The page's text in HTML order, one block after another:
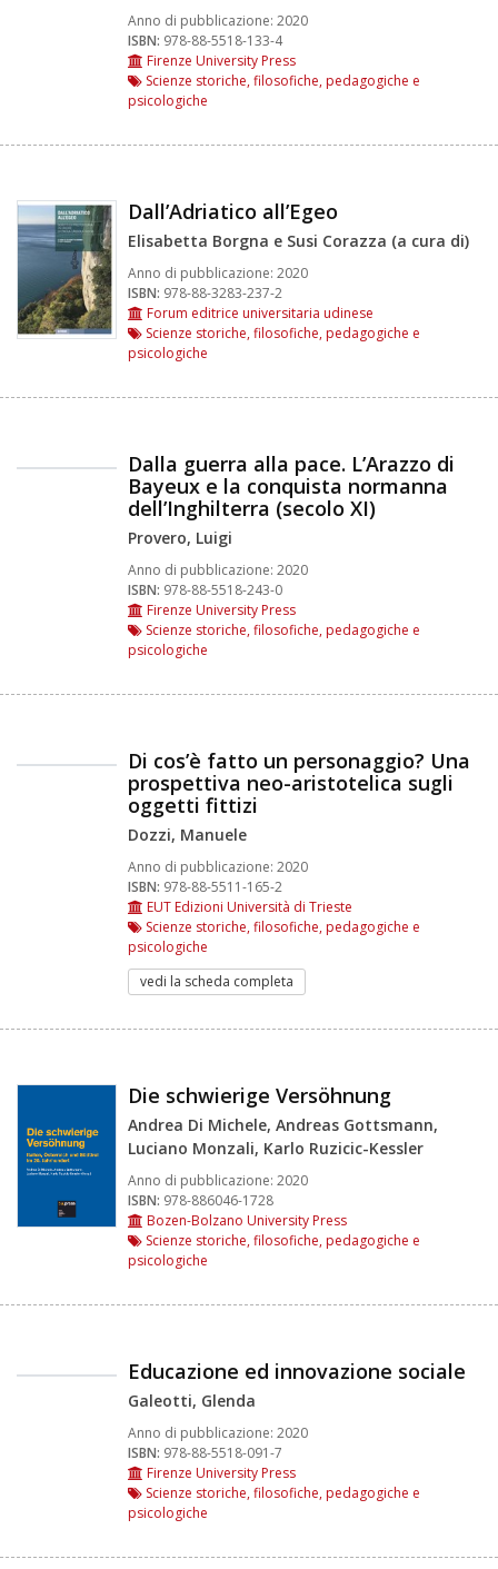
Anno di pubblicazione: 2020
ISBN: 978-88-5518-133-4
Firenze University Press
Scienze storiche, filosofiche, pedagogiche e
psicologiche
Dall’Adriatico all’Egeo
Elisabetta Borgna e Susi Corazza (a cura di)
Anno di pubblicazione: 2020
ISBN: 978-88-3283-237-2
Forum editrice universitaria udinese
Scienze storiche, filosofiche, pedagogiche e
psicologiche
Dalla guerra alla pace. L’Arazzo di
Bayeux e la conquista normanna
dell’Inghilterra (secolo XI)
Provero, Luigi
Anno di pubblicazione: 2020
ISBN: 978-88-5518-243-0
Firenze University Press
Scienze storiche, filosofiche, pedagogiche e
psicologiche
Di cos’è fatto un personaggio? Una
prospettiva neo-aristotelica sugli
oggetti fittizi
Dozzi, Manuele
Anno di pubblicazione: 2020
ISBN: 978-88-5511-165-2
EUT Edizioni Università di Trieste
Scienze storiche, filosofiche, pedagogiche e
psicologiche
vedi la scheda completa
Die schwierige Versöhnung
Andrea Di Michele, Andreas Gottsmann,
Luciano Monzali, Karlo Ruzicic-Kessler
Anno di pubblicazione: 2020
ISBN: 978-886046-1728
Bozen-Bolzano University Press
Scienze storiche, filosofiche, pedagogiche e
psicologiche
Educazione ed innovazione sociale
Galeotti, Glenda
Anno di pubblicazione: 2020
ISBN: 978-88-5518-091-7
Firenze University Press
Scienze storiche, filosofiche, pedagogiche e
psicologiche